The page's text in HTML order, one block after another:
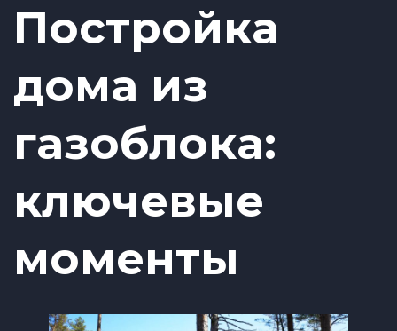
Постройка
дома из
газоблока:
ключевые
моменты